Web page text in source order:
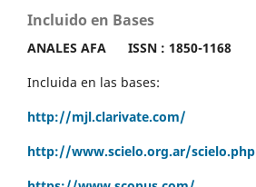
Incluido en Bases
ANALES AFA ISSN : 1850-1168
Incluida en las bases:
http://mjl.clarivate.com/
http://www.scielo.org.ar/scielo.php